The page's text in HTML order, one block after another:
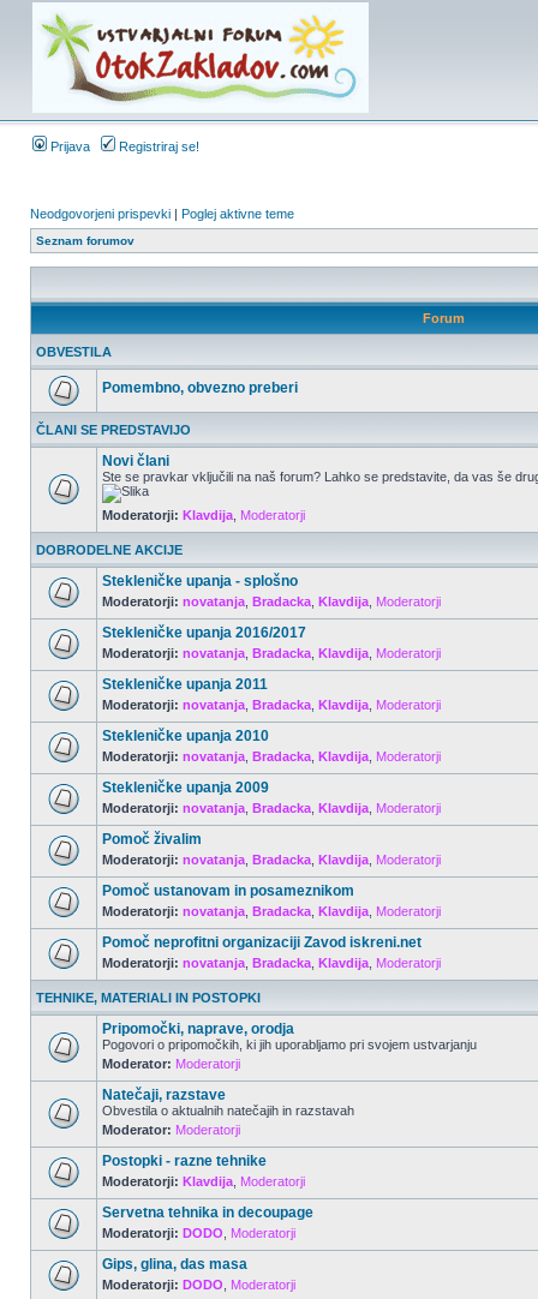
Prijava Registriraj se!
Neodgovorjeni prispevki | Poglej aktivne teme
Seznam forumov
Forum
OBVESTILA
Pomembno, obvezno preberi
ČLANI SE PREDSTAVIJO
Novi člani
Ste se pravkar vključili na naš forum? Lahko se predstavite, da vas še
Moderatorji: Klavdija Moderatorji
DOBRODELNE AKCIJE
Stekleničke upanja - splošno
Moderatorji: novatanja Bradacka Klavdija Moderatorji
Stekleničke upanja 2016/2017
Moderatorji: novatanja Bradacka Klavdija Moderatorji
Stekleničke upanja 2011
Moderatorji: novatanja Bradacka Klavdija Moderatorji
Stekleničke upanja 2010
Moderatorji: novatanja Bradacka Klavdija Moderatorji
Stekleničke upanja 2009
Moderatorji: novatanja Bradacka Klavdija Moderatorji
Pomoč živalim
Moderatorji: novatanja Bradacka Klavdija Moderatorji
Pomoč ustanovam in posameznikom
Moderatorji: novatanja Bradacka Klavdija Moderatorji
Pomoč neprofitni organizaciji Zavod iskreni.net
Moderatorji: novatanja Bradacka Klavdija Moderatorji
TEHNIKE, MATERIALI IN POSTOPKI
Pripomočki, naprave, orodja
Pogovori o pripomočkih, ki jih uporabljamo pri svojem ustvarjanju
Moderator: Moderatorji
Natečaji, razstave
Obvestila o aktualnih natečajih in razstavah
Moderator: Moderatorji
Postopki - razne tehnike
Moderatorji: Klavdija Moderatorji
Servetna tehnika in decoupage
Moderatorji: DODO Moderatorji
Gips, glina, das masa
Moderatorji: DODO Moderatorji